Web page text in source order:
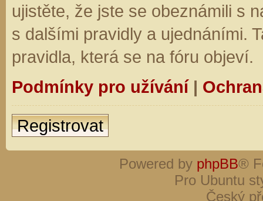
ujistěte, že jste se obeznámili s
s dalšími pravidly a ujednáními.
pravidla, která se na fóru objeví.
Podmínky pro užívání|
Registrovat
Powered by phpBB®
Pro Ubuntu
Český